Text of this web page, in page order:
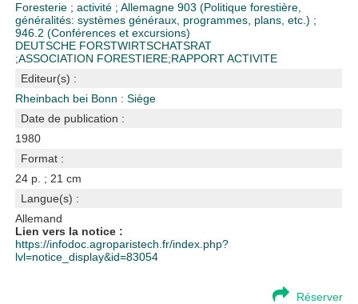
Foresterie ;activité ;Allemagne903 (Politique forestière,
généralités: systèmes généraux, programmes, plans, etc.) ;
946.2 (Conférences et excursions)
DEUTSCHE FORSTWIRTSCHATSRAT
;ASSOCIATION FORESTIERE;RAPPORT ACTIVITE
Editeur(s) :
Rheinbach bei Bonn : Siège
Date de publication :
1980
Format :
24 p. ; 21 cm
Langue(s) :
Allemand
Lien vers la notice :
https://infodoc.agroparistech.fr/index.php?
lvl=notice_display&id=83054
Réserver